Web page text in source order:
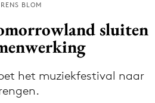
via de Adformatie
app
RENS BLOM
sluiten
het muziekfestival naar